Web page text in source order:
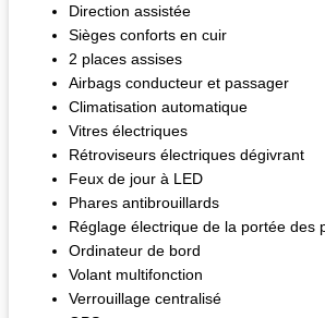
Direction assistée
Sièges conforts en cuir
2 places assises
Airbags conducteur et passager
Climatisation automatique
Vitres électriques
Rétroviseurs électriques dégivrant
Feux de jour à LED
Phares antibrouillards
Réglage électrique de la portée des
Ordinateur de bord
Volant multifonction
Verrouillage centralisé